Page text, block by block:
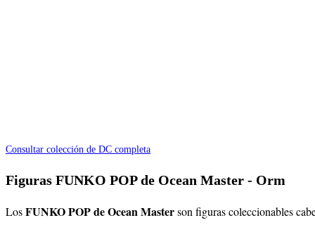
Consultar colección de DC completa
Figuras FUNKO POP de Ocean Master - Orm
LosFUNKO POP de Ocean Masterson figuras coleccionables